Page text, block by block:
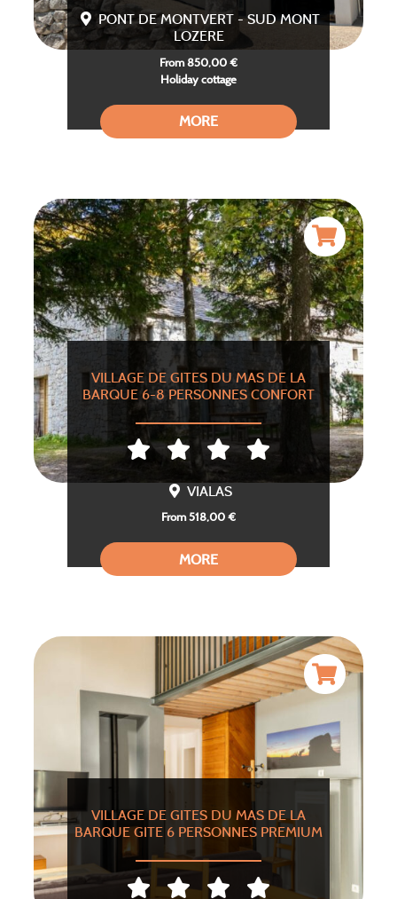
PONT DE MONTVERT - SUD MONT
LOZERE
From 850,00 €
Holiday cottage
MORE
VILLAGE DE GITES DU MAS DE LA
BARQUE 6-8 PERSONNES CONFORT
VIALAS
From 518,00 €
MORE
VILLAGE DE GITES DU MAS DE LA
BARQUE GITE 6 PERSONNES PREMIUM